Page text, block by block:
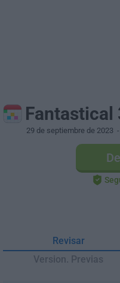
Fantastical
29 de septiembre de 2023
Revisar
Version. Previas